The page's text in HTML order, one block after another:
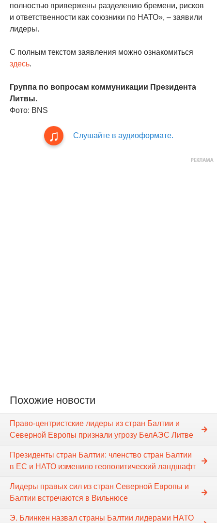
полностью привержены разделению бремени, рисков
и ответственности как союзники по НАТО», – заявили
лидеры.
С полным текстом заявления можно ознакомиться
здесь.
Группа по вопросам коммуникации Президента
Литвы.
Фото: BNS
Слушайте в аудиоформате.
Похожие новости
Право-центристские лидеры из стран Балтии и
Северной Европы признали угрозу БелАЭС Литве
Президенты стран Балтии: членство стран Балтии
в ЕС и НАТО изменило геополитический ландшафт
Лидеры правых сил из стран Северной Европы и
Балтии встречаются в Вильнюсе
Э. Блинкен назвал страны Балтии лидерами НАТО